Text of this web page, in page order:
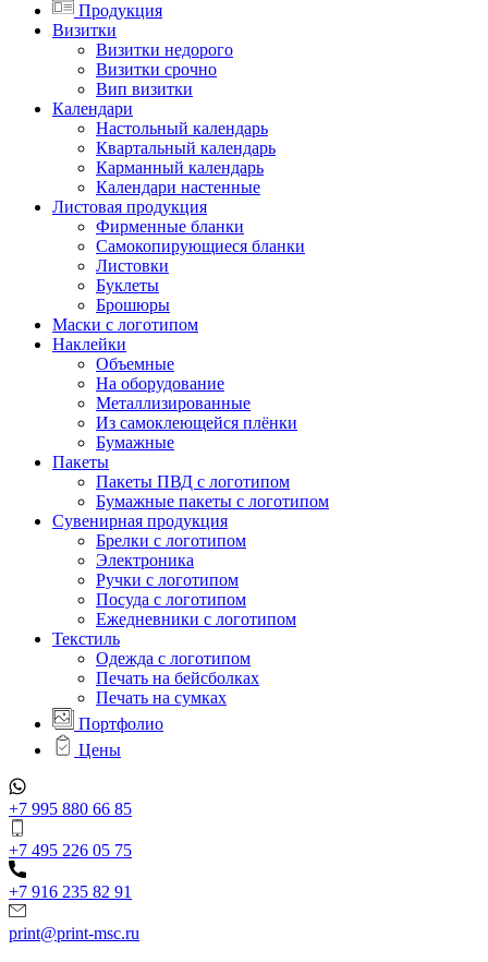
Продукция
Визитки
Визитки недорого
Визитки срочно
Вип визитки
Календари
Настольный календарь
Квартальный календарь
Карманный календарь
Календари настенные
Листовая продукция
Фирменные бланки
Самокопирующиеся бланки
Листовки
Буклеты
Брошюры
Маски с логотипом
Наклейки
Объемные
На оборудование
Металлизированные
Из самоклеющейся плёнки
Бумажные
Пакеты
Пакеты ПВД с логотипом
Бумажные пакеты с логотипом
Сувенирная продукция
Брелки с логотипом
Электроника
Ручки с логотипом
Посуда с логотипом
Ежедневники с логотипом
Текстиль
Одежда с логотипом
Печать на бейсболках
Печать на сумках
Портфолио
Цены
+7 995 880 66 85
+7 495 226 05 75
+7 916 235 82 91
print@print-msc.ru